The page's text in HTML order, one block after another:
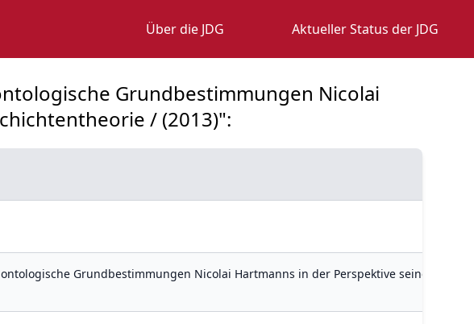
Über die JDG Aktueller Status der JDG
Grundbestimmungen Nicolai
/ (2013)":
Grundbestimmungen Nicolai Hartmanns in der Perspektive seiner